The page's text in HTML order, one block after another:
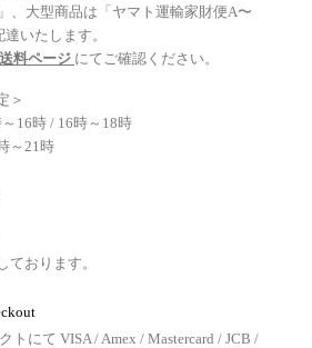
、大型商品は「ヤマト運輸家財便A〜
いたします。
料ページ にてご確認ください。
＞
16時 / 16時～18時
～21時
ております。
トにて VISA / Amex / Mastercard / JCB /